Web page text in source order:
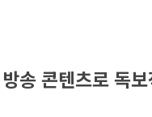
송 콘텐츠로 독